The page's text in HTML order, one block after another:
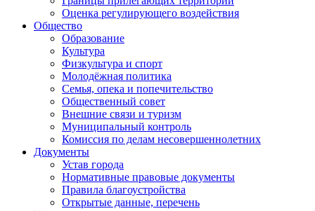
Оценка регулирующего воздействия
Общество
Образование
Культура
Физкультура и спорт
Молодёжная политика
Семья, опека и попечительство
Общественный совет
Внешние связи и туризм
Муниципальный контроль
Комиссия по делам несовершеннолетних
Документы
Устав города
Нормативные правовые документы
Правила благоустройства
Открытые данные, перечень